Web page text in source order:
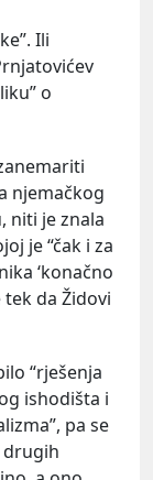
Ili
o
njemačkog
niti je znala
je “čak i za
‘konačno
tek da Židovi
“rješenja
ishodišta i
pa se
drugih